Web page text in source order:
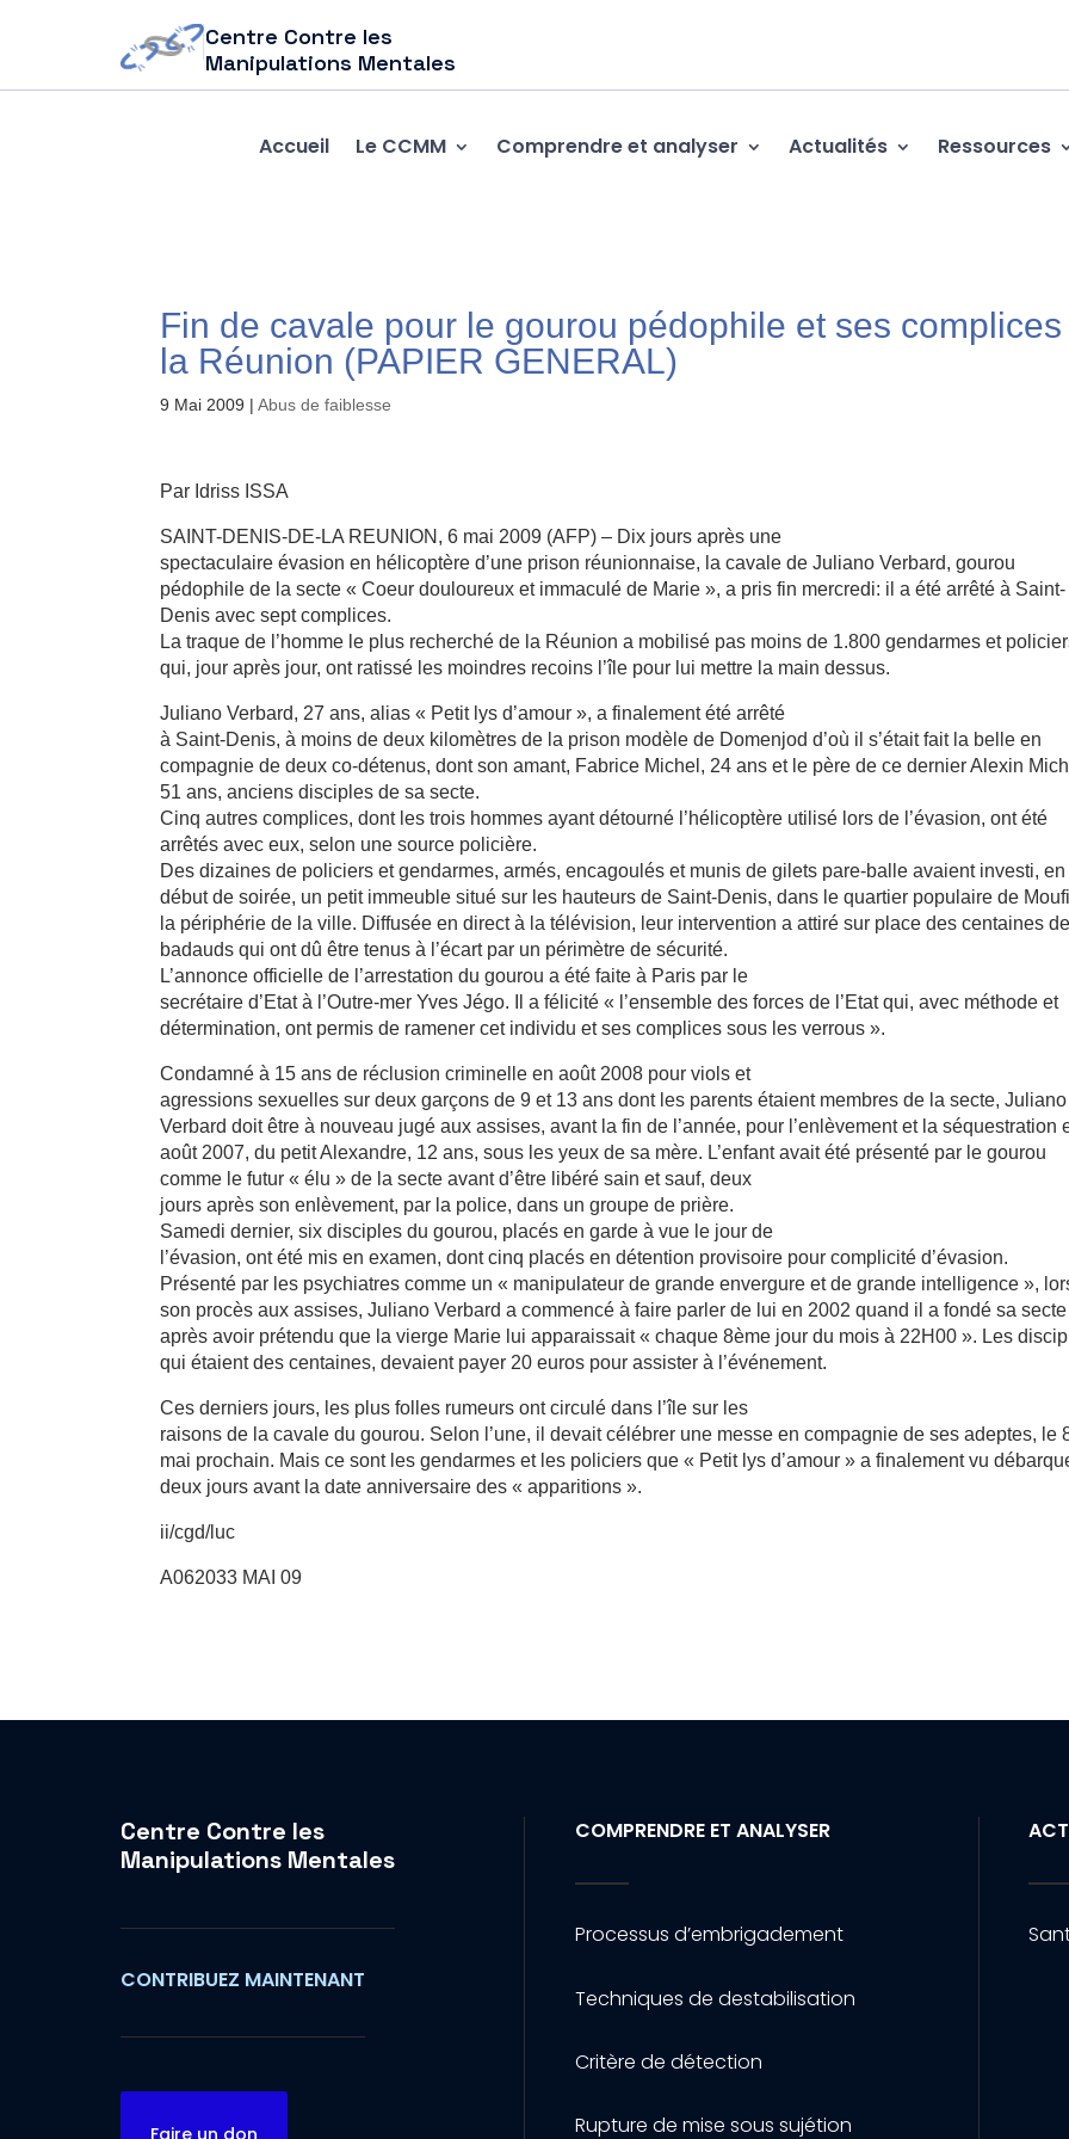
Centre Contre les
Manipulations Mentales
Accueil Le CCMM Comprendre et analyser Actualités Ressources
Fin de cavale pour le gourou pédophile et ses
la Réunion (PAPIER GENERAL)
9 Mai 2009 |Abus de faiblesse
Par Idriss ISSA
SAINT-DENIS-DE-LA REUNION, 6 mai 2009 (AFP) – Dix jours après une
spectaculaire évasion en hélicoptère d’une prison réunionnaise, la cavale de Juliano Verbard, gourou
pédophile de la secte « Coeur douloureux et immaculé de Marie », a pris fin mercredi: il a été arrêté à Saint-
Denis avec sept complices.
La traque de l’homme le plus recherché de la Réunion a mobilisé pas moins de 1.800 gendarmes et
qui, jour après jour, ont ratissé les moindres recoins l’île pour lui mettre la main dessus.
Juliano Verbard, 27 ans, alias « Petit lys d’amour », a finalement été arrêté
à Saint-Denis, à moins de deux kilomètres de la prison modèle de Domenjod d’où il s’était fait la belle en
compagnie de deux co-détenus, dont son amant, Fabrice Michel, 24 ans et le père de ce dernier Alexin
51 ans, anciens disciples de sa secte.
Cinq autres complices, dont les trois hommes ayant détourné l’hélicoptère utilisé lors de l’évasion, ont été
arrêtés avec eux, selon une source policière.
Des dizaines de policiers et gendarmes, armés, encagoulés et munis de gilets pare-balle avaient investi, en
début de soirée, un petit immeuble situé sur les hauteurs de Saint-Denis, dans le quartier populaire de
la périphérie de la ville. Diffusée en direct à la télévision, leur intervention a attiré sur place des centaines de
badauds qui ont dû être tenus à l’écart par un périmètre de sécurité.
L’annonce officielle de l’arrestation du gourou a été faite à Paris par le
secrétaire d’Etat à l’Outre-mer Yves Jégo. Il a félicité « l’ensemble des forces de l’Etat qui, avec méthode et
détermination, ont permis de ramener cet individu et ses complices sous les verrous ».
Condamné à 15 ans de réclusion criminelle en août 2008 pour viols et
agressions sexuelles sur deux garçons de 9 et 13 ans dont les parents étaient membres de la secte, Juliano
Verbard doit être à nouveau jugé aux assises, avant la fin de l’année, pour l’enlèvement et la séquestration
août 2007, du petit Alexandre, 12 ans, sous les yeux de sa mère. L’enfant avait été présenté par le gourou
comme le futur « élu » de la secte avant d’être libéré sain et sauf, deux
jours après son enlèvement, par la police, dans un groupe de prière.
Samedi dernier, six disciples du gourou, placés en garde à vue le jour de
l’évasion, ont été mis en examen, dont cinq placés en détention provisoire pour complicité d’évasion.
Présenté par les psychiatres comme un « manipulateur de grande envergure et de grande intelligence »,
son procès aux assises, Juliano Verbard a commencé à faire parler de lui en 2002 quand il a fondé sa secte
après avoir prétendu que la vierge Marie lui apparaissait « chaque 8ème jour du mois à 22H00 ». Les
qui étaient des centaines, devaient payer 20 euros pour assister à l’événement.
Ces derniers jours, les plus folles rumeurs ont circulé dans l’île sur les
raisons de la cavale du gourou. Selon l’une, il devait célébrer une messe en compagnie de ses adeptes, le
mai prochain. Mais ce sont les gendarmes et les policiers que « Petit lys d’amour » a finalement vu
deux jours avant la date anniversaire des « apparitions ».
ii/cgd/luc
A062033 MAI 09
Centre Contre les
Manipulations Mentales
CONTRIBUEZ MAINTENANT
Faire un don
COMPRENDRE ET ANALYSER
Processus d’embrigadement
Techniques de destabilisation
Critère de détection
Rupture de mise sous sujétion